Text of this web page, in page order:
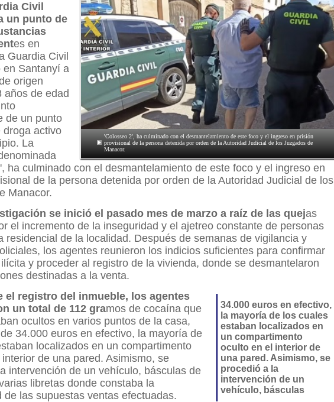
'Colosseo 2', ha culminado con el desmantelamiento de este foco y el ingreso en prisión
provisional de la persona detenida por orden de la Autoridad Judicial de los Juzgados de
Manacor.
Civil
un punto de
es en
Guardia Civil
en Santanyí a
origen
años de edad
de un punto
droga activo
La
ha culminado con el desmantelamiento de este foco y el ingreso en
de la persona detenida por orden de la Autoridad Judicial de los
Manacor.
se inició el pasado mes de marzo a raíz de las quejas
el incremento de la inseguridad y el ajetreo constante de personas
residencial de la localidad. Después de semanas de vigilancia y
los agentes reunieron los indicios suficientes para confirmar
ilícita y proceder al registro de la vivienda, donde se desmantelaron
destinadas a la venta.
34.000 euros en efectivo,
la mayoría de los cuales
estaban localizados en
un compartimento
oculto en el interior de
una pared. Asimismo, se
procedió a la
intervención de un
vehículo, básculas
el registro del inmueble, los agentes
un total de 112 gramos de cocaína que
ocultos en varios puntos de la casa,
34.000 euros en efectivo, la mayoría de
localizados en un compartimento
de una pared. Asimismo, se
intervención de un vehículo, básculas de
libretas donde constaba la
de las supuestas ventas efectuadas.